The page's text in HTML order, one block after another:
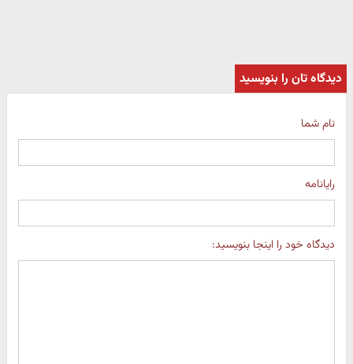
دیدگاه تان را بنویسید
نام شما
رایانامه
دیدگاه خود را اینجا بنویسید: